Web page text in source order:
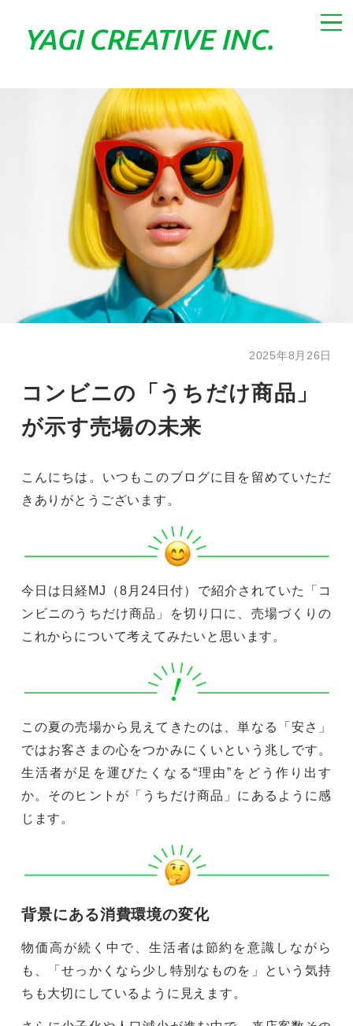
YAGI CREATIVEINC.
2025年8月26日
コンビニの「うちだけ商品」
が示す売場の未来
こんにちは。いつもこのブログに目を留めていただ
きありがとうございます。
今日は日経MJ（8月24日付）で紹介されていた「コ
ンビニのうちだけ商品」を切り口に、売場づくりの
これからについて考えてみたいと思います。
この夏の売場から見えてきたのは、単なる「安さ」
ではお客さまの心をつかみにくいという兆しです。
生活者が足を運びたくなる“理由”をどう作り出す
か。そのヒントが「うちだけ商品」にあるように感
じます。
背景にある消費環境の変化
物価高が続く中で、生活者は節約を意識しながら
も、「せっかくなら少し特別なものを」という気持
ちも大切にしているように見えます。